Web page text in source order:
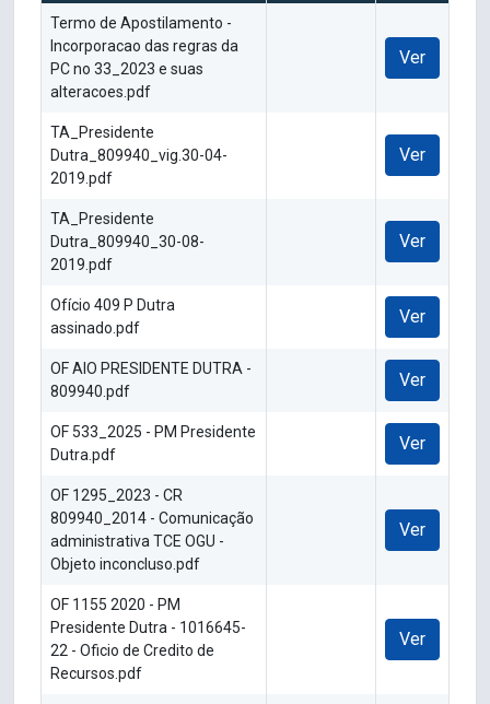
Termo de Apostilamento -
Incorporacao das regras da
PC no 33_2023 e suas
alteracoes.pdf
Ver
TA_Presidente
Dutra_809940_vig.30-04-
2019.pdf
Ver
TA_Presidente
Dutra_809940_30-08-
2019.pdf
Ver
Ofício 409 P Dutra
assinado.pdf
Ver
OF AIO PRESIDENTE DUTRA -
809940.pdf
Ver
OF 533_2025 - PM Presidente
Dutra.pdf
Ver
OF 1295_2023 - CR
809940_2014 - Comunicação
administrativa TCE OGU -
Objeto inconcluso.pdf
Ver
OF 1155 2020 - PM
Presidente Dutra - 1016645-
22 - Oficio de Credito de
Recursos.pdf
Ver